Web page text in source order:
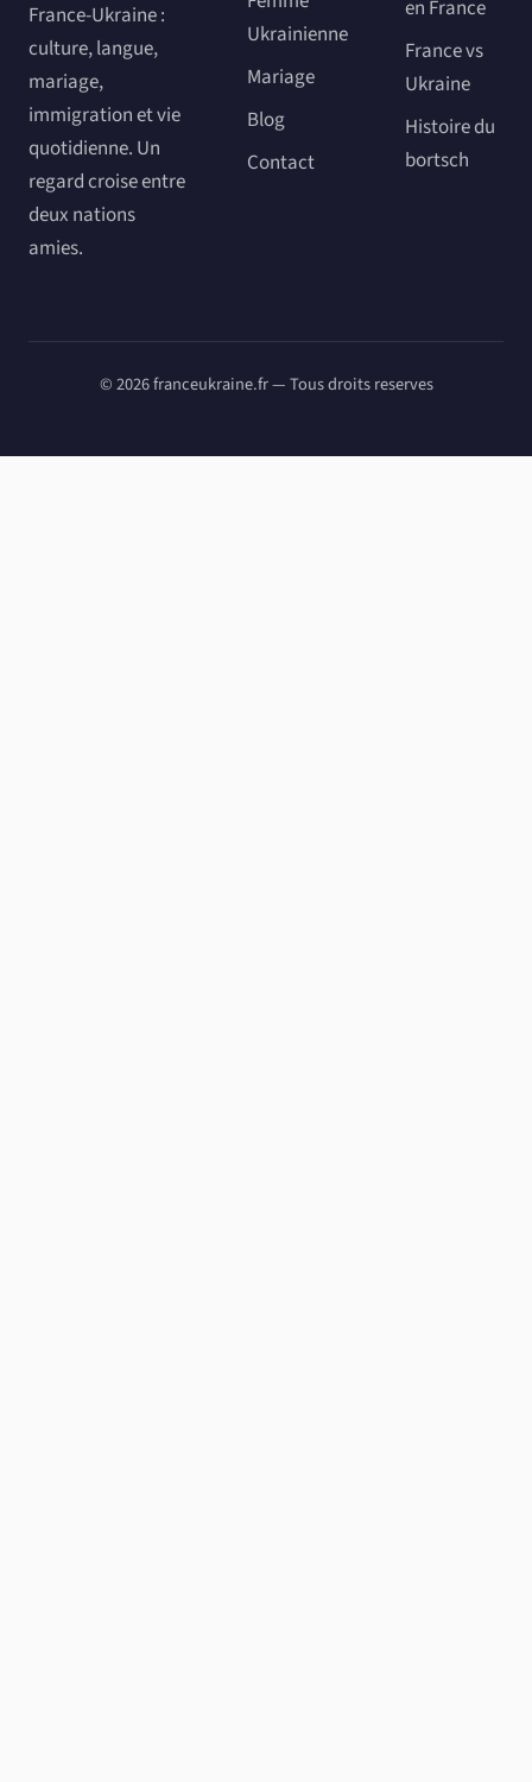
France-Ukraine :
culture, langue,
mariage,
immigration et vie
quotidienne. Un
regard croise entre
deux nations
amies.
Ukrainienne
Mariage
Blog
Contact
en France
France vs
Ukraine
Histoire du
bortsch
© 2026 franceukraine.fr — Tous droits reserves